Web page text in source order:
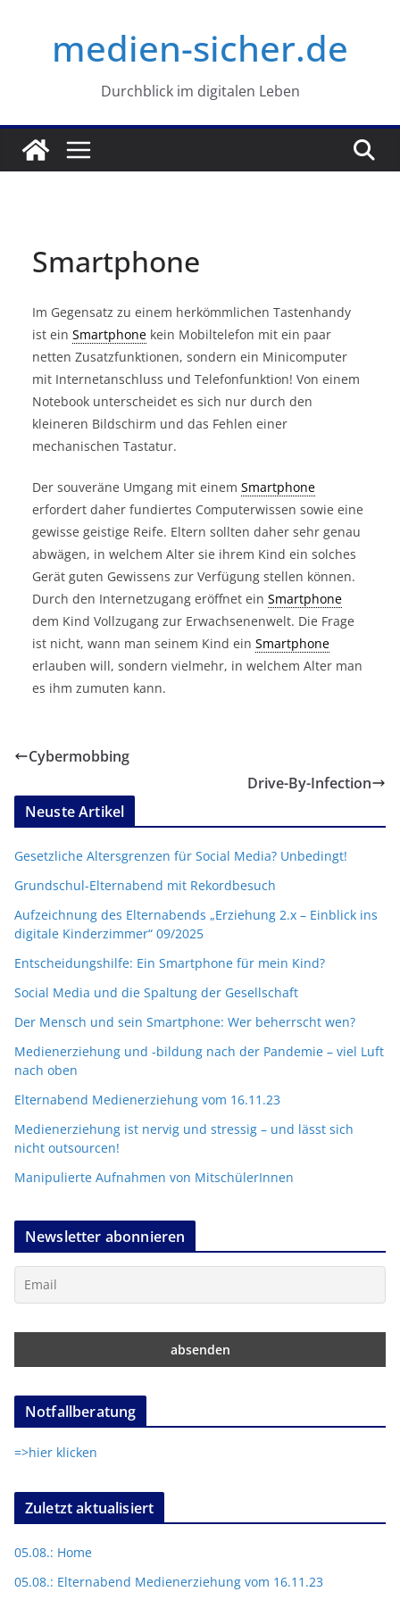
springenmedien-sicher.de
Durchblick im digitalen Leben
Smartphone
Im Gegensatz zu einem herkömmlichen Tastenhandy
ist ein Smartphone kein Mobiltelefon mit ein paar
netten Zusatzfunktionen, sondern ein Minicomputer
mit Internetanschluss und Telefonfunktion! Von einem
Notebook unterscheidet es sich nur durch den
kleineren Bildschirm und das Fehlen einer
mechanischen Tastatur.
Der souveräne Umgang mit einem Smartphone
erfordert daher fundiertes Computerwissen sowie eine
gewisse geistige Reife. Eltern sollten daher sehr genau
abwägen, in welchem Alter sie ihrem Kind ein solches
Gerät guten Gewissens zur Verfügung stellen können.
Durch den Internetzugang eröffnet ein Smartphone
dem Kind Vollzugang zur Erwachsenenwelt. Die Frage
ist nicht, wann man seinem Kind ein Smartphone
erlauben will, sondern vielmehr, in welchem Alter man
es ihm zumuten kann.
Cybermobbing
Drive-By-Infection
Neuste Artikel
Gesetzliche Altersgrenzen für Social Media? Unbedingt!
Grundschul-Elternabend mit Rekordbesuch
Aufzeichnung des Elternabends „Erziehung 2.x – Einblick ins
digitale Kinderzimmer“ 09/2025
Entscheidungshilfe: Ein Smartphone für mein Kind?
Social Media und die Spaltung der Gesellschaft
Der Mensch und sein Smartphone: Wer beherrscht wen?
Medienerziehung und -bildung nach der Pandemie – viel Luft
nach oben
Elternabend Medienerziehung vom 16.11.23
Medienerziehung ist nervig und stressig – und lässt sich
nicht outsourcen!
Manipulierte Aufnahmen von MitschülerInnen
Newsletter abonnieren
Notfallberatung
=>hier klicken
Zuletzt aktualisiert
05.08.: Home
05.08.: Elternabend Medienerziehung vom 16.11.23